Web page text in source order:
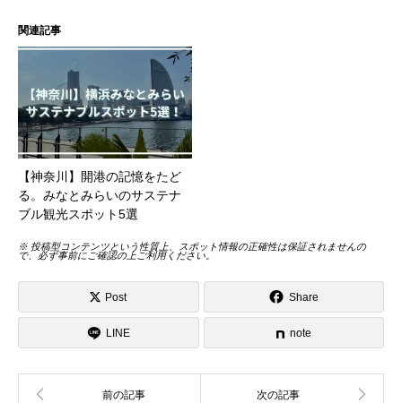
関連記事
【神奈川】開港の記憶をたど
る。みなとみらいのサステナ
ブル観光スポット5選
※ 投稿型コンテンツという性質上、スポット情報の正確性は保証されませんの
で、必ず事前にご確認の上ご利用ください。
Post Share
LINE note